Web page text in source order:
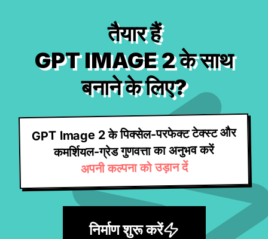
तैयार हैं
GPT IMAGE 2 के साथ
बनाने के लिए?
GPT Image 2 के पिक्सेल-परफेक्ट टेक्स्ट और
कमर्शियल-ग्रेड गुणवत्ता का अनुभव करें
अपनी कल्पना को उड़ान दें
निर्माण शुरू करें